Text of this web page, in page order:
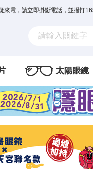
電，請立即掛斷電話，並撥打
太陽眼鏡